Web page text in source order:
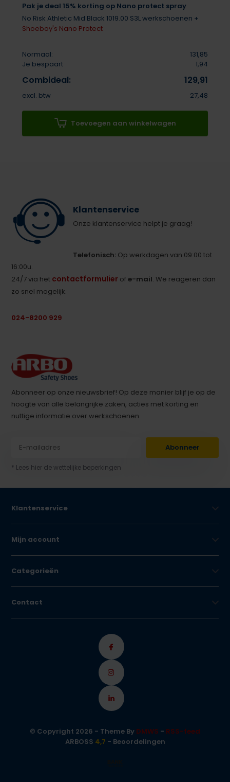
Pak je deal 15% korting op Nano protect spray
No Risk Athletic Mid Black 1019.00 S3L werkschoenen +
Shoeboy's Nano Protect
Normaal:
131,85
Je bespaart
1,94
Combideal: 129,91
excl. btw 27,48
Toevoegen aan winkelwagen
Klantenservice
Onze klantenservice helpt je graag!
Telefonisch: Op werkdagen van 09:00 tot
16:00u.
24/7 via het contactformulier ofe-mail. We reageren dan
zo snel mogelijk.
024-8200 929
Abonneer op onze nieuwsbrief! Op deze manier blijf je op de
hoogte van alle belangrijke zaken, acties met korting en
nuttige informatie over werkschoenen.
Abonneer
* Lees hier de wettelijke beperkingen
Klantenservice
Mijn account
Categorieën
Contact
© Copyright 2026 - Theme By DMWS - RSS-feed
ARBOSS 4,7 - Beoordelingen